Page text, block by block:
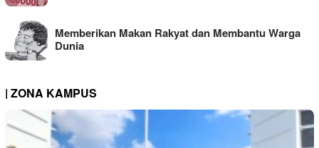
Memberikan Makan Rakyat dan Membantu Warga
Dunia
| ZONA KAMPUS